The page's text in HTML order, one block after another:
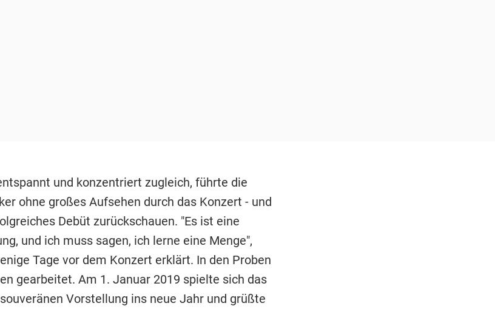
und konzentriert zugleich, führte die
ohne großes Aufsehen durch das Konzert - und
Debüt zurückschauen. "Es ist eine
und ich muss sagen, ich lerne eine Menge",
Tage vor dem Konzert erklärt. In den Proben
gearbeitet. Am 1. Januar 2019 spielte sich das
Vorstellung ins neue Jahr und grüßte